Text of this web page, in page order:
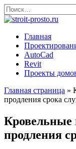
Перейти
к
содержанию
Search
for:
Главная
AutoCad
Revit
Проекты
Главная страница »
продления срока
Кровельные
продления